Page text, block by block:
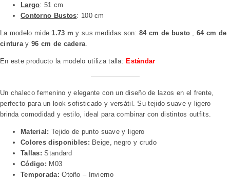
Largo: 51 cm
Contorno Bustos: 100 cm
La modelo mide 1.73 m y sus medidas son:84 cm de busto ,64 cm de
cintura y 96 cm de cadera
En este producto la modelo utiliza talla:Estándar
Un chaleco femenino y elegante con un diseño de lazos en el frente,
perfecto para un look sofisticado y versátil. Su tejido suave y ligero
brinda comodidad y estilo, ideal para combinar con distintos outfits.
Material: Tejido de punto suave y ligero
Colores disponibles: Beige, negro y crudo
Tallas: Standard
Código: M03
Temporada: Otoño – Invierno